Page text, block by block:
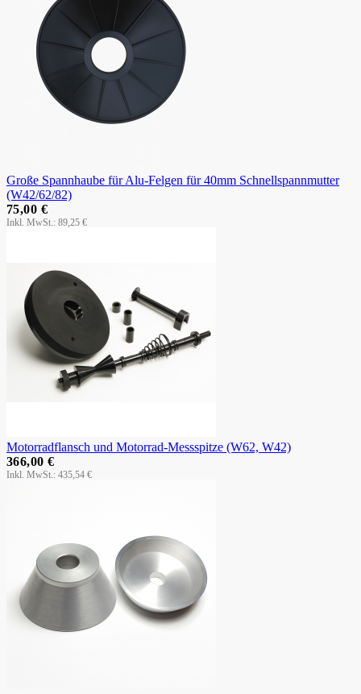
Große Spannhaube für Alu-Felgen für 40mm Schnellspannmutter
(W42/62/82)
89,25 €
75,00 €
Motorradflansch und Motorrad-Messspitze (W62, W42)
435,54 €
366,00 €